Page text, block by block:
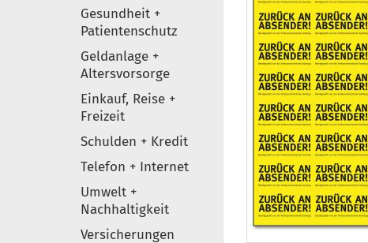
Gesundheit +
Patientenschutz
Geldanlage +
Altersvorsorge
Einkauf, Reise +
Freizeit
Schulden + Kredit
Telefon + Internet
Umwelt +
Nachhaltigkeit
Versicherungen